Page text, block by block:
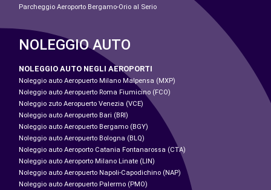
Parcheggio Aeroporto Bergamo-Orio al Serio
NOLEGGIO AUTO
NOLEGGIO AUTO NEGLI AEROPORTI
Noleggio auto Aeropuerto Milano Malpensa (MXP)
Noleggio auto Aeropuerto Roma Fiumicino (FCO)
Noleggio zuto Aeropuerto Venezia (VCE)
Noleggio auto Aeropuerto Bari (BRI)
Noleggio auto Aeropuerto Bergamo (BGY)
Noleggio auto Aeropuerto Bologna (BLQ)
Noleggio auto Aeroporto Catania Fontanarossa (CTA)
Noleggio auto Aeroporto Milano Linate (LIN)
Noleggio auto Aeropuerto Napoli-Capodichino (NAP)
Noleggio auto Aeropuerto Palermo (PMO)